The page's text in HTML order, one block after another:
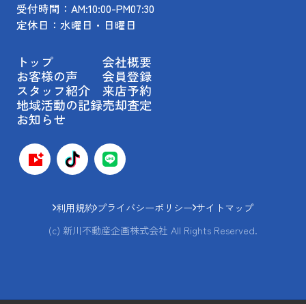
受付時間：AM:10:00-PM07:30
定休日：水曜日・日曜日
トップ
お客様の声
スタッフ紹介
地域活動の記録
お知らせ
会社概要
会員登録
来店予約
売却査定
利用規約 プライバシーポリシー サイトマップ
(c) 新川不動産企画株式会社 All Rights Reserved.